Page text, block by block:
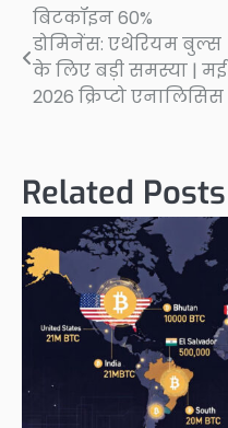
Post
navigation
बिटकॉइन 60%
डोमिनेंस: एथेरियम बुल्स
के लिए बड़ी समस्या | मई
2026 क्रिप्टो एनालिसिस
Related Posts